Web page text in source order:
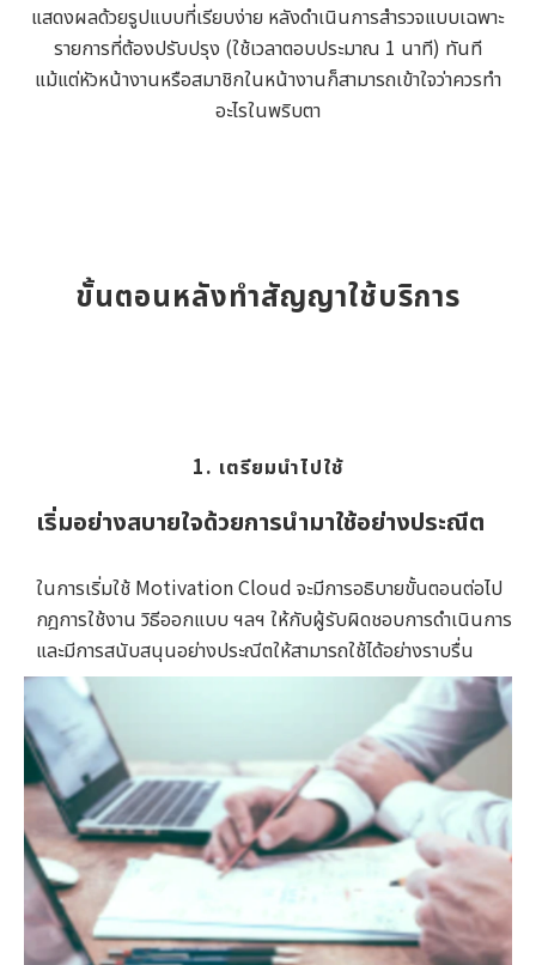
แสดงผลด้วยรูปแบบที่เรียบง่าย หลังดำเนินการสำรวจแบบเฉพาะ
รายการที่ต้องปรับปรุง (ใช้เวลาตอบประมาณ 1 นาที) ทันที
แม้แต่หัวหน้างานหรือสมาชิกในหน้างานก็สามารถเข้าใจว่าควรทำ
อะไรในพริบตา
ขั้นตอนหลังทำสัญญาใช้บริการ
1. เตรียมนำไปใช้
เริ่มอย่างสบายใจด้วยการนำมาใช้อย่างประณีต
ในการเริ่มใช้ Motivation Cloud จะมีการอธิบายขั้นตอนต่อไป
กฎการใช้งาน วิธีออกแบบ ฯลฯ ให้กับผู้รับผิดชอบการดำเนินการ
และมีการสนับสนุนอย่างประณีตให้สามารถใช้ได้อย่างราบรื่น